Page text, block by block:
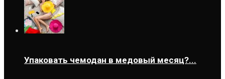
Упаковать чемодан в медовый месяц?...